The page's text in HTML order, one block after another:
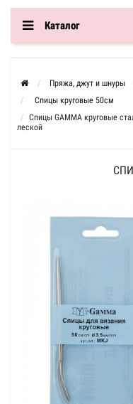
Каталог
Пряжа, джут и шнуры
Спицы круговые 50см
Спицы GAMMA круговые
леской